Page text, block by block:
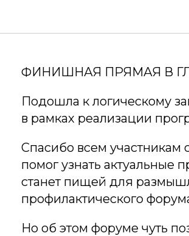
ФИНИШНАЯ ПРЯМАЯ В
Подошла к логическому
в рамках реализации
Спасибо всем участникам
помог узнать актуальные
станет пищей для
профилактического
Но об этом форуме чуть